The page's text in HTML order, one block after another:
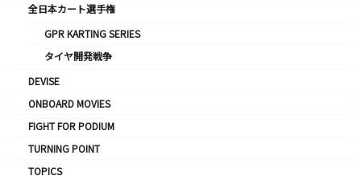
全日本カート選手権
GPR KARTING SERIES
タイヤ開発戦争
DEVISE
ONBOARD MOVIES
FIGHT FOR PODIUM
TURNING POINT
TOPICS